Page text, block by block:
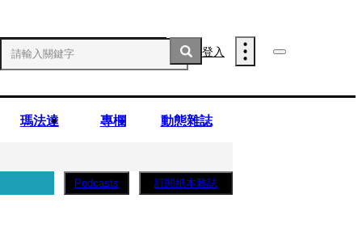
登入
瑪法達 專欄 動態雜誌
Podcasts 訂閱紙本雜誌